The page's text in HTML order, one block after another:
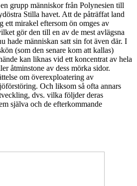
grupp människor från Polynesien till
Stilla havet. Att de påträffat land
ett mirakel eftersom ön omges av
gör den till en av de mest avlägsna
hade människan satt sin fot även där. I
(som den senare kom att kallas)
kan liknas vid ett koncentrat av hela
åtminstone av dess mörka sidor.
om överexploatering av
Och liksom så ofta annars
dvs. vilka följder deras
själva och de efterkommande